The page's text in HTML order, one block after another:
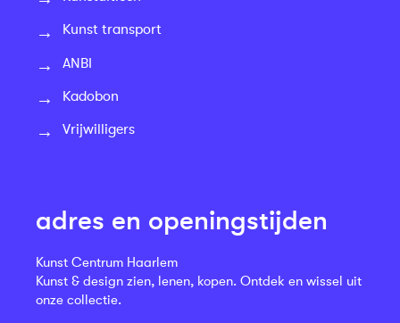
Kunst transport
ANBI
Kadobon
Vrijwilligers
adres en openingstijden
Kunst Centrum Haarlem
Kunst & design zien, lenen, kopen. Ontdek en wissel uit
onze collectie.